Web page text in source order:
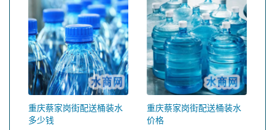
重庆蔡家岗街配送桶装水
多少钱
重庆蔡家岗街配送桶装水
价格